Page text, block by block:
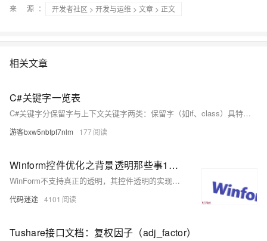
来 源：
开发者社区 > 开发与运维 > 文章 > 正文
相关文章
C#关键字一览表
C#关键字分保留字与上下文关键字两类：保留字（如if、class）具特殊语法意义，不可作标识符，但可用@前缀强制使用；上下文关键字（如get、set）仅在特定语境中生效，新增时避免破坏旧代码兼容性。
游客bxw5nbfpt7nlm 177
Winform控件优化之背景透明那些事1：Button控件等背景透明
WinForm不支持真正的透明，其控件透明的实现都是背景颜色设置和对应位置的父控件背景相同。 Winform中控件的背景透明只有三种：Button控件的透明、其他控件的透明...
代码迷途 4101
Tushare接口文档：复权因子（adj_factor）